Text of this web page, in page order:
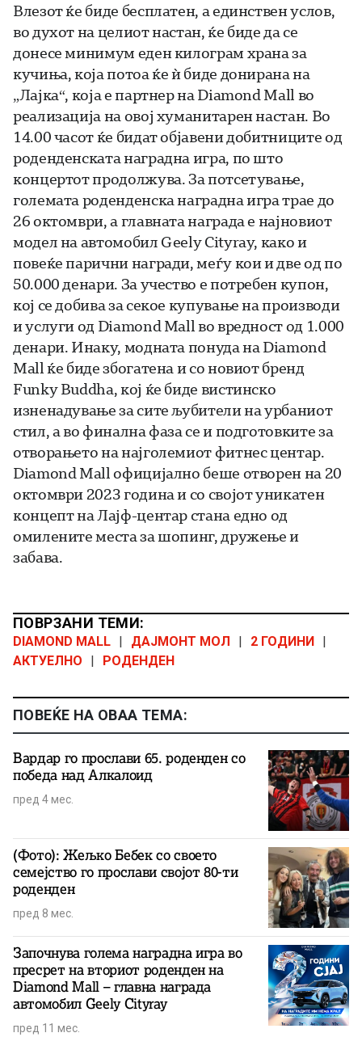
Влезот ќе биде бесплатен, а единствен услов,
во духот на целиот настан, ќе биде да се
донесе минимум еден килограм храна за
кучиња, која потоа ќе ѝ биде донирана на
„Лајка“, која е партнер на Diamond Mall во
реализација на овој хуманитарен настан. Во
14.00 часот ќе бидат објавени добитниците од
роденденската наградна игра, по што
концертот продолжува. За потсетување,
големата роденденска наградна игра трае до
26 октомври, а главната награда е најновиот
модел на автомобил Geely Cityray, како и
повеќе парични награди, меѓу кои и две од по
50.000 денари. За учество е потребен купон,
кој се добива за секое купување на производи
и услуги од Diamond Mall во вредност од 1.000
денари. Инаку, модната понуда на Diamond
Mall ќе биде збогатена и со новиот бренд
Funky Buddha, кој ќе биде вистинско
изненадување за сите љубители на урбаниот
стил, а во финална фаза се и подготовките за
отворањето на најголемиот фитнес центар.
Diamond Mall официјално беше отворен на 20
октомври 2023 година и со својот уникатен
концепт на Лајф-центар стана едно од
омилените места за шопинг, дружење и
забава.
ПОВРЗАНИ ТЕМИ:
DIAMOND MALL ДАЈМОНТ МОЛ 2 ГОДИНИ
АКТУЕЛНО
РОДЕНДЕН
ПОВЕЌЕ НА ОВАА ТЕМА:
Вардар го прослави 65. роденден со
победа над Алкалоид
пред 4 мес.
(Фото): Жељко Бебек со своето
семејство го прослави својот 80-ти
роденден
пред 8 мес.
Започнува голема наградна игра во
пресрет на вториот роденден на
Diamond Mall – главна награда
автомобил Geely Cityray
пред 11 мес.